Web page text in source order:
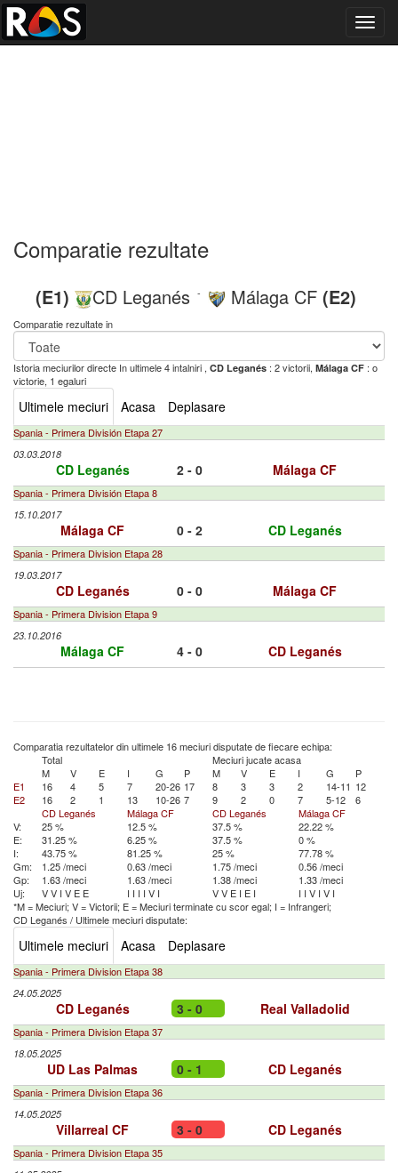
Comparatie rezultate
(E1) CD Leganés - Málaga CF (E2)
Comparatie rezultate in
Istoria meciurilor directe In ultimele 4 intalniri , CD Leganés : 2 victorii, Málaga CF : o
victorie, 1 egaluri
Ultimele meciuri Acasa Deplasare
Spania - Primera División Etapa 27
03.03.2018
CD Leganés 2 - 0 Málaga CF
Spania - Primera División Etapa 8
15.10.2017
Málaga CF 0 - 2 CD Leganés
Spania - Primera Division Etapa 28
19.03.2017
CD Leganés 0 - 0 Málaga CF
Spania - Primera Division Etapa 9
23.10.2016
Málaga CF 4 - 0 CD Leganés
Comparatia rezultatelor din ultimele 16 meciuri disputate de fiecare echipa:
Total
Meciuri jucate acasa
M
V E I G P M V E I G
P
E1
16 4 5 7 20-26 17 8 3 3 2 14-11 12
E2
16 2 1 13 10-26 7 9 2 0 7 5-12
6
CD Leganés
Málaga CF CD Leganés
Málaga CF
V:
25 % 12.5 % 37.5 %
22.22 %
E:
31.25 % 6.25 % 37.5 %
0 %
I:
43.75 % 81.25 % 25 %
77.78 %
Gm:
1.25 /meci 0.63 /meci 1.75 /meci
0.56 /meci
Gp:
1.63 /meci 1.63 /meci 1.38 /meci
1.33 /meci
Uj:
VV I V E E I I I I V I VV E I E I I I V I V I
*M = Meciuri; V = Victorii; E = Meciuri terminate cu scor egal; I = Infrangeri;
CD Leganés / Ultimele meciuri disputate:
Ultimele meciuri Acasa Deplasare
Spania - Primera Division Etapa 38
24.05.2025
CD Leganés 3 - 0 Real Valladolid
Spania - Primera Division Etapa 37
18.05.2025
UD Las Palmas 0 - 1 CD Leganés
Spania - Primera Division Etapa 36
14.05.2025
Villarreal CF 3 - 0 CD Leganés
Spania - Primera Division Etapa 35